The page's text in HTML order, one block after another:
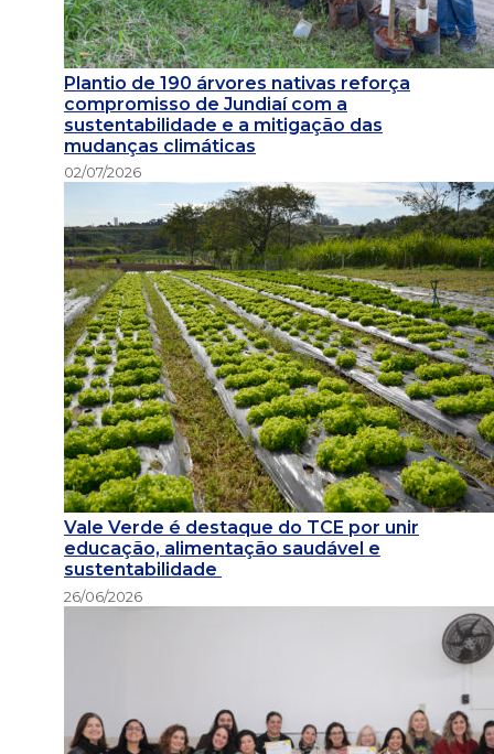
Plantio de 190 árvores nativas reforça
compromisso de Jundiaí com a
sustentabilidade e a mitigação das
mudanças climáticas
02/07/2026
Vale Verde é destaque do TCE por unir
educação, alimentação saudável e
sustentabilidade
26/06/2026